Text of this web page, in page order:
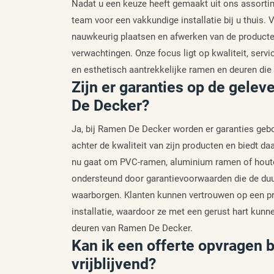
Nadat u een keuze heeft gemaakt uit ons
team voor een vakkundige installatie bij u thuis.
nauwkeurig plaatsen en afwerken van de
verwachtingen. Onze focus ligt op kwaliteit,
en esthetisch aantrekkelijke ramen en deuren
Zijn er garanties op de
De Decker?
Ja, bij Ramen De Decker worden er garanties
achter de kwaliteit van zijn producten en biedt
nu gaat om PVC-ramen, aluminium ramen of
ondersteund door garantievoorwaarden die de
waarborgen. Klanten kunnen vertrouwen op een
installatie, waardoor ze met een gerust hart
deuren van Ramen De Decker.
Kan ik een offerte opvragen
vrijblijvend?